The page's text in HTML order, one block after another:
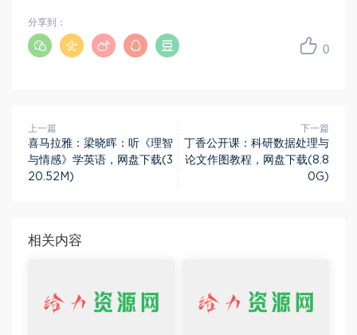
0
分享到：
上一篇
喜马拉雅：梁晓晖：听《理智
与情感》学英语，网盘下载(3
20.52M)
下一篇
丁香公开课：科研数据处理与
论文作图教程，网盘下载(8.8
0G)
相关内容